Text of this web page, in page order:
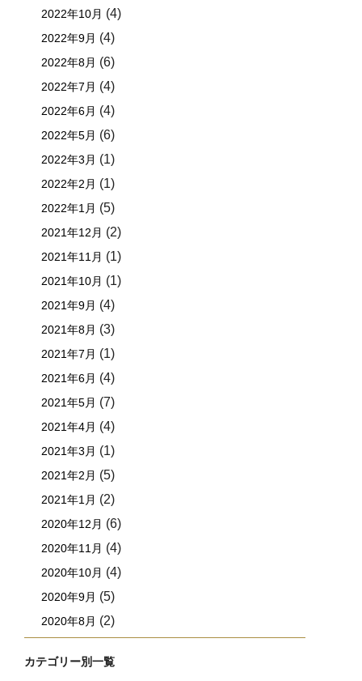
2022年10月 (4)
2022年9月 (4)
2022年8月 (6)
2022年7月 (4)
2022年6月 (4)
2022年5月 (6)
2022年3月 (1)
2022年2月 (1)
2022年1月 (5)
2021年12月 (2)
2021年11月 (1)
2021年10月 (1)
2021年9月 (4)
2021年8月 (3)
2021年7月 (1)
2021年6月 (4)
2021年5月 (7)
2021年4月 (4)
2021年3月 (1)
2021年2月 (5)
2021年1月 (2)
2020年12月 (6)
2020年11月 (4)
2020年10月 (4)
2020年9月 (5)
2020年8月 (2)
カテゴリー別一覧